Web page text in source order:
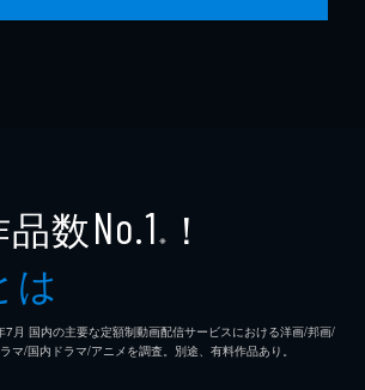
数No.1 ※ ！
は
⽉ 国内の主要な定額制動画配信サービスにおける洋画/邦画/
マ/国内ドラマ/アニメを調査。別途、有料作品あり。